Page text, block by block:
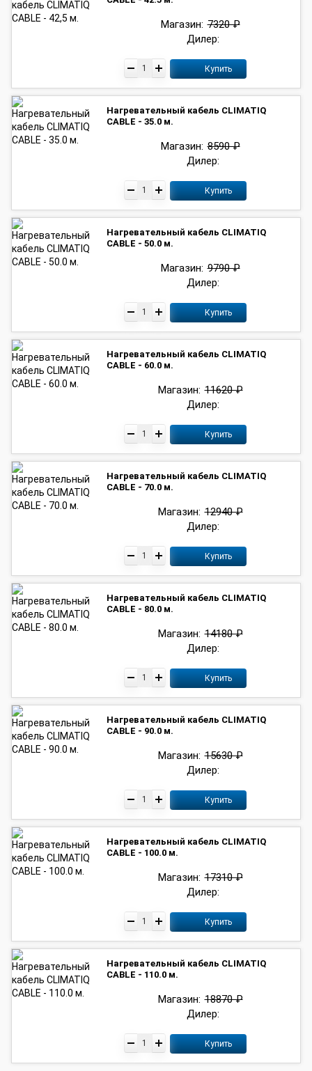
Дилер:
Магазин: 7320 ₽
Купить
Нагревательный кабель CLIMATIQ
CABLE - 35.0 м.
Дилер:
Магазин: 8590 ₽
Купить
Нагревательный кабель CLIMATIQ
CABLE - 50.0 м.
Дилер:
Магазин: 9790 ₽
Купить
Нагревательный кабель CLIMATIQ
CABLE - 60.0 м.
Дилер:
Магазин: 11620 ₽
Купить
Нагревательный кабель CLIMATIQ
CABLE - 70.0 м.
Дилер:
Магазин: 12940 ₽
Купить
Нагревательный кабель CLIMATIQ
CABLE - 80.0 м.
Дилер:
Магазин: 14180 ₽
Купить
Нагревательный кабель CLIMATIQ
CABLE - 90.0 м.
Дилер:
Магазин: 15630 ₽
Купить
Нагревательный кабель CLIMATIQ
CABLE - 100.0 м.
Дилер:
Магазин: 17310 ₽
Купить
Нагревательный кабель CLIMATIQ
CABLE - 110.0 м.
Дилер:
Магазин: 18870 ₽
Купить